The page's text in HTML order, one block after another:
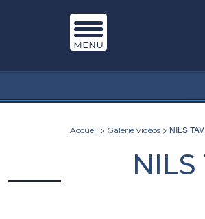
Accueil > Galerie vidéos > NILS
NILS